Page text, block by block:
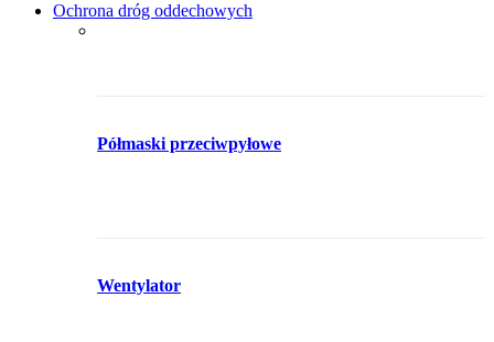
Ochrona dróg oddechowych
Półmaski przeciwpyłowe
Wentylator